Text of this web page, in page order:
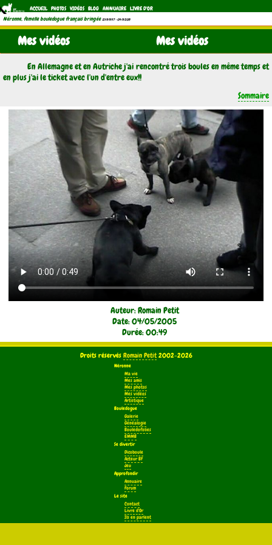
ACCUEIL PHOTOS VIDÉOS BLOG ANNUAIRE LIVRE D'OR
Néronne, femelle bouledogue français bringée (21/11/1997 - 04/11/2011)
Mes vidéos Mes vidéos
En Allemagne et en Autriche j'ai rencontré trois boules en même temps et
en plus j'ai le ticket avec l'un d'entre eux!!
Sommaire
Auteur: Romain Petit
Date: 04/05/2005
Durée: 00:49
Droits réservés Romain Petit2002-2026
Néronne
Ma vie
Mes amis
Mes photos
Mes vidéos
Artistique
Bouledogue
Galerie
Généalogie
Bouledofolies
EMMB
Se divertir
Dicoboule
Acteur BF
Jeu
Approfondir
Annuaire
Forum
Le site
Contact
Livre d'Or
Ils en parlent